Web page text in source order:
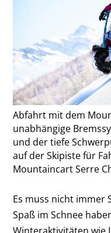
Abfahrt mit dem
unabhängige
und der tiefe
auf der Skipiste für
Mountaincart Serre
Es muss nicht immer
Spaß im Schnee